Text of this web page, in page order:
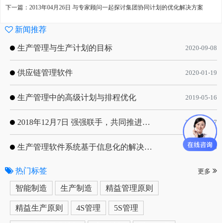
下一篇：2013年04月26日 与专家顾问一起探讨集团协同计划的优化解决方案
新闻推荐
生产管理与生产计划的目标 2020-09-08
供应链管理软件 2020-01-19
生产管理中的高级计划与排程优化 2019-05-16
2018年12月7日 强强联手，共同推进电子器件领域APS应用典范 风华高科生产自动化工业互联网应用项目-APS项目启动会 2018-12-07
生产管理软件系统基于信息化的解决方案 2019-05-13
热门标签 更多
智能制造 生产制造 精益管理原则
精益生产原则 4S管理 5S管理